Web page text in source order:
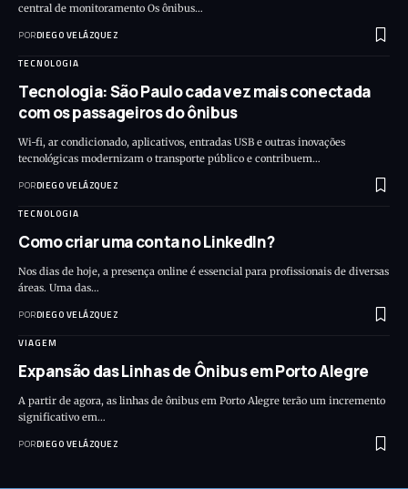
central de monitoramento Os ônibus…
PORDIEGO VELÁZQUEZ
TECNOLOGIA
Tecnologia: São Paulo cada vez mais conectada
com os passageiros do ônibus
Wi-fi, ar condicionado, aplicativos, entradas USB e outras inovações
tecnológicas modernizam o transporte público e contribuem…
PORDIEGO VELÁZQUEZ
TECNOLOGIA
Como criar uma conta no LinkedIn?
Nos dias de hoje, a presença online é essencial para profissionais de diversas
áreas. Uma das…
PORDIEGO VELÁZQUEZ
VIAGEM
Expansão das Linhas de Ônibus em Porto Alegre
A partir de agora, as linhas de ônibus em Porto Alegre terão um incremento
significativo em…
PORDIEGO VELÁZQUEZ